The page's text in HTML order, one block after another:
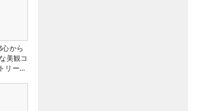
から
美観コ
リー俱